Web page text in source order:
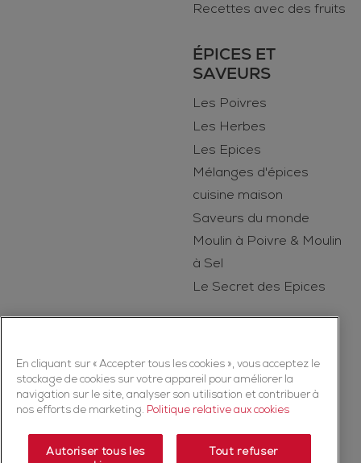
Recettes avec des fruits
ÉPICES ET
SAVEURS
Les Poivres
Les Herbes
Les Epices
Mélanges d'épices
cuisine maison
Saveurs du monde
Moulin à Poivre & Moulin
à Sel
Le Secret des Epices
Copyright © 2026 Ducros (McCormick & Company, Inc). Tous droits
réservés
En cliquant sur « Accepter tous les cookies », vous acceptez le
stockage de cookies sur votre appareil pour améliorer la
navigation sur le site, analyser son utilisation et contribuer à
nos efforts de marketing. Politique relative aux cookies
Autoriser tous les
Tout refuser